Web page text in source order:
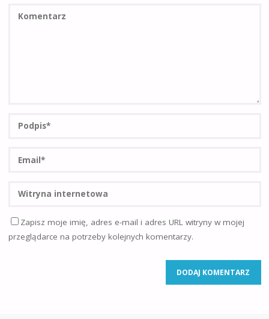
Zapisz moje imię, adres e-mail i adres URL witryny w mojej
przeglądarce na potrzeby kolejnych komentarzy.